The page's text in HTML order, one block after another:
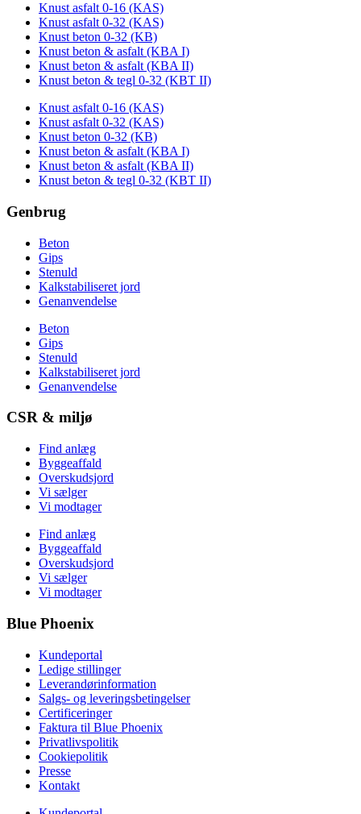
Knust asfalt 0-16 (KAS)
Knust asfalt 0-32 (KAS)
Knust beton 0-32 (KB)
Knust beton & asfalt (KBA I)
Knust beton & asfalt (KBA II)
Knust beton & tegl 0-32 (KBT II)
Knust asfalt 0-16 (KAS)
Knust asfalt 0-32 (KAS)
Knust beton 0-32 (KB)
Knust beton & asfalt (KBA I)
Knust beton & asfalt (KBA II)
Knust beton & tegl 0-32 (KBT II)
Genbrug
Beton
Gips
Stenuld
Kalkstabiliseret jord
Genanvendelse
Beton
Gips
Stenuld
Kalkstabiliseret jord
Genanvendelse
CSR & miljø
Find anlæg
Byggeaffald
Overskudsjord
Vi sælger
Vi modtager
Find anlæg
Byggeaffald
Overskudsjord
Vi sælger
Vi modtager
Blue Phoenix
Kundeportal
Ledige stillinger
Leverandørinformation
Salgs- og leveringsbetingelser
Certificeringer
Faktura til Blue Phoenix
Privatlivspolitik
Cookiepolitik
Presse
Kontakt